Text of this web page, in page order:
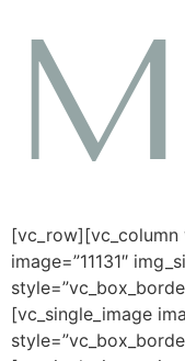
[vc_row][vc_column
image=”11131″
[vc_single_image